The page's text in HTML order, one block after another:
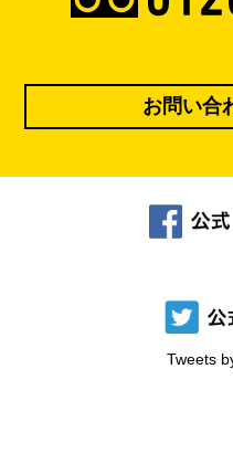
お問い合
Tweets